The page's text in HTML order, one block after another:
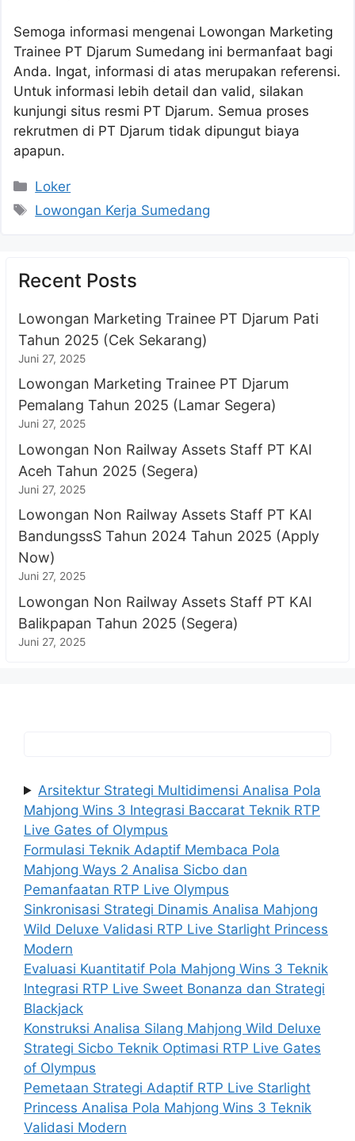
Semoga informasi mengenai Lowongan Marketing
Trainee PT Djarum Sumedang ini bermanfaat bagi
Anda. Ingat, informasi di atas merupakan referensi.
Untuk informasi lebih detail dan valid, silakan
kunjungi situs resmi PT Djarum. Semua proses
rekrutmen di PT Djarum tidak dipungut biaya
apapun.
Kategori
Loker
Tag
Lowongan Kerja Sumedang
Recent Posts
Lowongan Marketing Trainee PT Djarum Pati
Tahun 2025 (Cek Sekarang)
Juni 27, 2025
Lowongan Marketing Trainee PT Djarum
Pemalang Tahun 2025 (Lamar Segera)
Juni 27, 2025
Lowongan Non Railway Assets Staff PT KAI
Aceh Tahun 2025 (Segera)
Juni 27, 2025
Lowongan Non Railway Assets Staff PT KAI
BandungssS Tahun 2024 Tahun 2025 (Apply
Now)
Juni 27, 2025
Lowongan Non Railway Assets Staff PT KAI
Balikpapan Tahun 2025 (Segera)
Juni 27, 2025
Arsitektur Strategi Multidimensi Analisa Pola
Mahjong Wins 3 Integrasi Baccarat Teknik RTP
Live Gates of Olympus
Formulasi Teknik Adaptif Membaca Pola
Mahjong Ways 2 Analisa Sicbo dan
Pemanfaatan RTP Live Olympus
Sinkronisasi Strategi Dinamis Analisa Mahjong
Wild Deluxe Validasi RTP Live Starlight Princess
Modern
Evaluasi Kuantitatif Pola Mahjong Wins 3 Teknik
Integrasi RTP Live Sweet Bonanza dan Strategi
Blackjack
Konstruksi Analisa Silang Mahjong Wild Deluxe
Strategi Sicbo Teknik Optimasi RTP Live Gates
of Olympus
Pemetaan Strategi Adaptif RTP Live Starlight
Princess Analisa Pola Mahjong Wins 3 Teknik
Validasi Modern